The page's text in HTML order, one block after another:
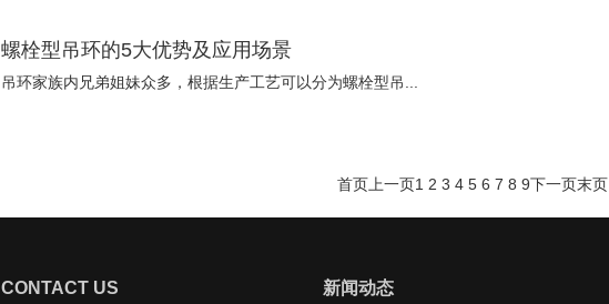
螺栓型吊环的5大优势及应用场景
吊环家族内兄弟姐妹众多，根据生产工艺可以分为螺栓型吊...
首页上一页1 2 3 4 5 6 7 8 9下一页末页
CONTACT US 新闻动态